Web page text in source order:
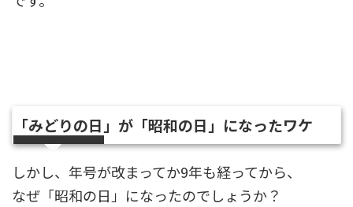
「みどりの日」が「昭和の日」になったワケ
しかし、年号が改まってか9年も経ってから、
なぜ「昭和の日」になったのでしょうか？